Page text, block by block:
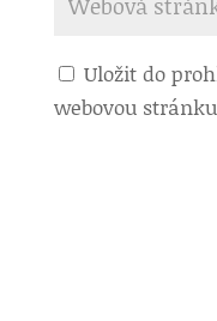
Uložit do
webovou